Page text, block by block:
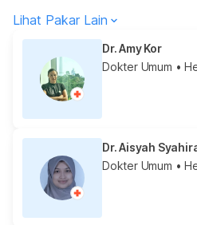
Lihat Pakar Lain
Dr. Amy Kor
Dokter Umum •
Dr. Aisyah
Dokter Umum •